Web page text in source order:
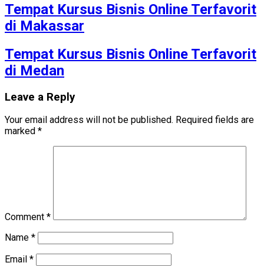
Tempat Kursus Bisnis Online Terfavorit
di Makassar
Tempat Kursus Bisnis Online Terfavorit
di Medan
Leave a Reply
Your email address will not be published. Required fields are
marked *
Comment *
Name *
Email *